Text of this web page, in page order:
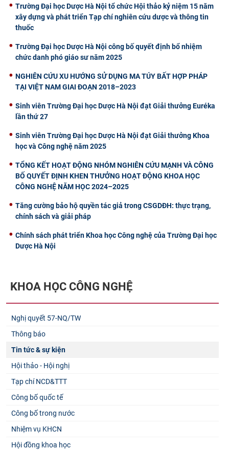
Trường Đại học Dược Hà Nội tổ chức Hội thảo kỷ niệm 15 năm
xây dựng và phát triển Tạp chí nghiên cứu dược và thông tin
thuốc
Trường Đại học Dược Hà Nội công bố quyết định bổ nhiệm
chức danh phó giáo sư năm 2025
NGHIÊN CỨU XU HƯỚNG SỬ DỤNG MA TÚY BẤT HỢP PHÁP
TẠI VIỆT NAM GIAI ĐOẠN 2018–2023
Sinh viên Trường Đại học Dược Hà Nội đạt Giải thưởng Euréka
lần thứ 27
Sinh viên Trường Đại học Dược Hà Nội đạt Giải thưởng Khoa
học và Công nghệ năm 2025
TỔNG KẾT HOẠT ĐỘNG NHÓM NGHIÊN CỨU MẠNH VÀ CÔNG
BỐ QUYẾT ĐỊNH KHEN THƯỞNG HOẠT ĐỘNG KHOA HỌC
CÔNG NGHỆ NĂM HỌC 2024–2025
Tăng cường bảo hộ quyền tác giả trong CSGDĐH: thực trạng,
chính sách và giải pháp
Chính sách phát triển Khoa học Công nghệ của Trường Đại học
Dược Hà Nội
KHOA HỌC CÔNG NGHỆ
Nghị quyết 57-NQ/TW
Thông báo
Tin tức & sự kiện
Hội thảo - Hội nghị
Tạp chí NCD&TTT
Công bố quốc tế
Công bố trong nước
Nhiệm vụ KHCN
Hội đồng khoa học